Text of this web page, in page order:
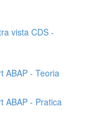
vista CDS -
ABAP - Teoria
ABAP - Pratica